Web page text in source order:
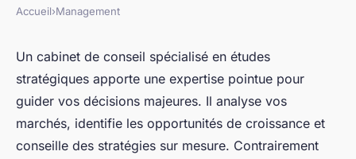
MANAGEMENT
Cabinet de conseil spécialisé
en études stratégiques : votre
expert en croissance
Mathieu•28 juin 2025•3 min de lecture
Accueil›Management
Un cabinet de conseil spécialisé en études
stratégiques apporte une expertise pointue pour
guider vos décisions majeures. Il analyse vos
marchés, identifie les opportunités de croissance et
conseille des stratégies sur mesure. Contrairement